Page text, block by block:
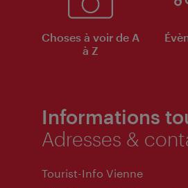
Choses à voir de A
à Z
Informations
Adresses &
Tourist-Info Vienne